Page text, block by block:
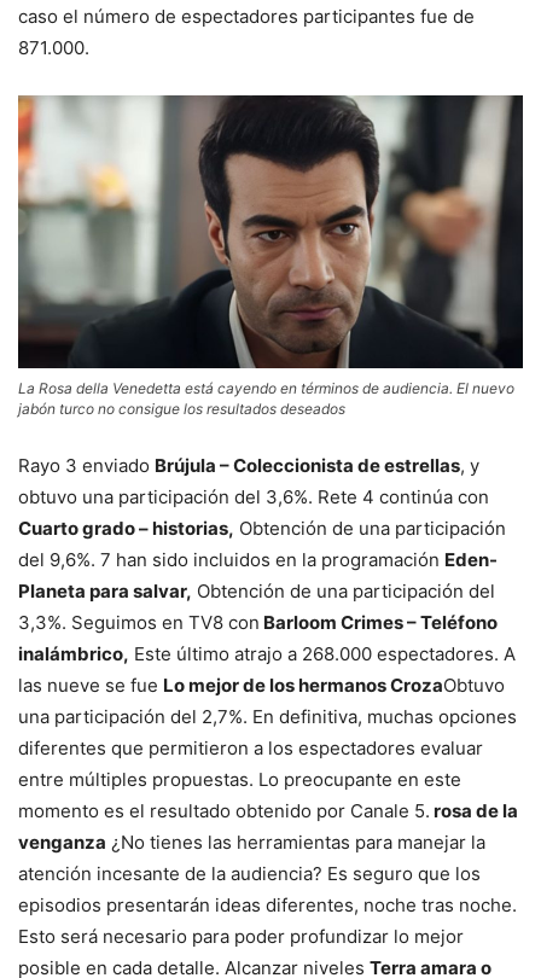
caso el número de espectadores participantes fue de
871.000.
La Rosa della Venedetta está cayendo en términos de audiencia. El nuevo
jabón turco no consigue los resultados deseados
Rayo 3 enviado Brújula – Coleccionista de estrellas, y
obtuvo una participación del 3,6%. Rete 4 continúa con
Cuarto grado – historias, Obtención de una participación
del 9,6%. 7 han sido incluidos en la programación Eden-
Planeta para salvar, Obtención de una participación del
3,3%. Seguimos en TV8 con Barloom Crimes – Teléfono
inalámbrico, Este último atrajo a 268.000 espectadores. A
las nueve se fue Lo mejor de los hermanos CrozaObtuvo
una participación del 2,7%. En definitiva, muchas opciones
diferentes que permitieron a los espectadores evaluar
entre múltiples propuestas. Lo preocupante en este
momento es el resultado obtenido por Canale 5. rosa de la
venganza ¿No tienes las herramientas para manejar la
atención incesante de la audiencia? Es seguro que los
episodios presentarán ideas diferentes, noche tras noche.
Esto será necesario para poder profundizar lo mejor
posible en cada detalle. Alcanzar niveles Terra amara o